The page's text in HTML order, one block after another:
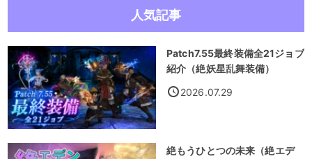
人気記事
Patch7.55最終装備全21ジョブ
紹介（絶妖星乱舞装備）
2026.07.29
絶もうひとつの未来（絶エデ